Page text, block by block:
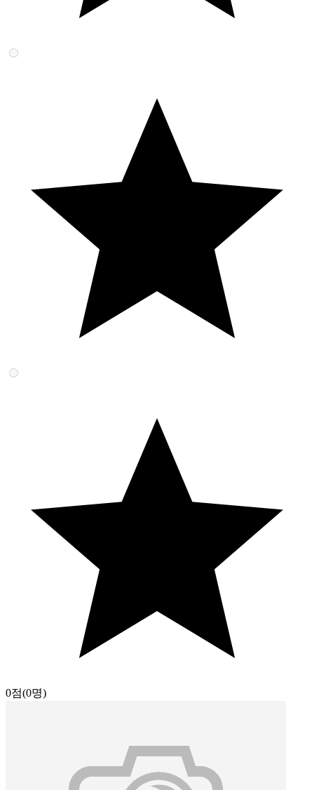
0점(0명)